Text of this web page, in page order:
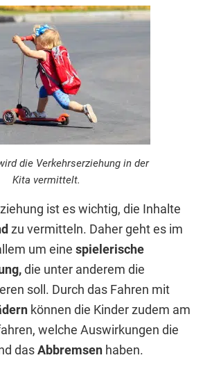
die Verkehrserziehung in der
Kita vermittelt.
ist es wichtig, die Inhalte
zu vermitteln. Daher geht es im
um eine spielerische
die unter anderem die
soll. Durch das Fahren mit
können die Kinder zudem am
welche Auswirkungen die
dasAbbremsen haben.